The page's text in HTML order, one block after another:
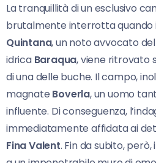
La tranquillità di un esclusivo
brutalmente interrotta quando
Quintana, un noto avvocato
idrica Baraqua, viene ritrovato
di una delle buche. Il campo,
magnate Boverla, un uomo
influente. Di conseguenza,
immediatamente affidata ai
Fina Valent. Fin da subito,